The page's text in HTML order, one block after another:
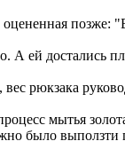
достались
рюкзака
мытья
было